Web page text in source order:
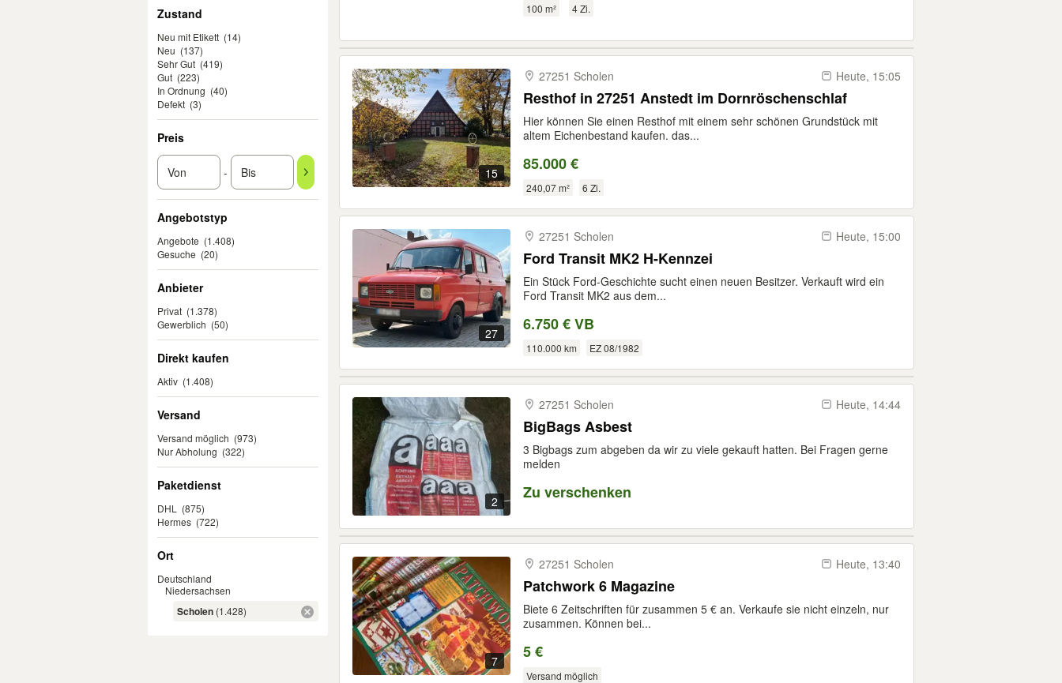
Zustand
Neu mit Etikett (14)
Neu (137)
Sehr Gut (419)
Gut (223)
In Ordnung (40)
Defekt (3)
Preis
-
Angebotstyp
Angebote (1.408)
Gesuche (20)
Anbieter
Privat (1.378)
Gewerblich (50)
Direkt kaufen
Aktiv (1.408)
Versand
Versand möglich (973)
Nur Abholung (322)
Paketdienst
DHL
(875)
Hermes (722)
Ort
Deutschland
Niedersachsen
Scholen (1.428)
100 m² 4 Zi.
15
27251 Scholen Heute, 15:05
Resthof in 27251 Anstedt im Dornröschenschlaf
Hier können Sie einen Resthof mit einem sehr schönen Grundstück mit
altem Eichenbestand kaufen. das...
85.000 €
240,07 m² 6 Zi.
27
27251 Scholen Heute, 15:00
Ford Transit MK2 H-Kennzei
Ein Stück Ford-Geschichte sucht einen neuen Besitzer. Verkauft wird ein
Ford Transit MK2 aus dem...
6.750 € VB
110.000 km EZ 08/1982
2
27251 Scholen Heute, 14:44
BigBags Asbest
3 Bigbags zum abgeben da wir zu viele gekauft hatten. Bei Fragen gerne
melden
Zu verschenken
7
27251 Scholen Heute, 13:40
Patchwork 6 Magazine
Biete 6 Zeitschriften für zusammen 5 € an. Verkaufe sie nicht einzeln, nur
zusammen. Können bei...
5 €
Versand möglich